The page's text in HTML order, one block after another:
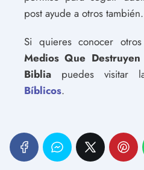
post ayude a otros también.
Si quieres conocer
Medios Que
Biblia puedes visitar
Bíblicos.